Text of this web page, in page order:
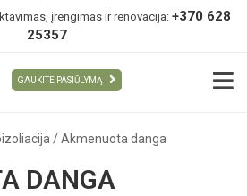
įrengimas ir renovacija: +370 628
25357
GAUKITE PASIŪLYMĄ
/Akmenuota danga
DANGA